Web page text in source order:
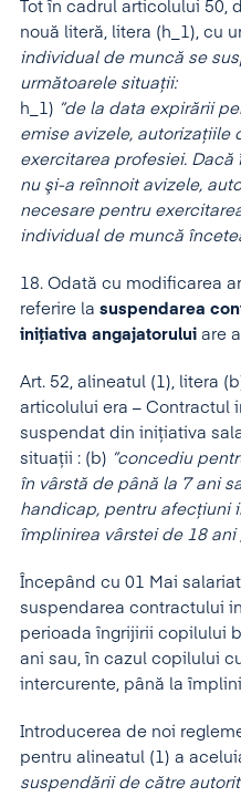
Tot în cadrul articolului 50,
nouă literă, litera (h_1), cu
individual de muncă se
următoarele situaţii:
h_1) ”de la data expirării
emise avizele, autorizaţiile
exercitarea profesiei.
nu şi-a reînnoit avizele,
necesare pentru
individual de muncă
18. Odată cu modificarea
referire la suspendarea
iniţiativa angajatorului are
Art. 52, alineatul (1), litera
articolului era – Contractul
suspendat din iniţiativa
situaţii : (b) ”concediu
în vârstă de până la 7 ani
handicap, pentru afecţiuni
împlinirea vârstei de 18 ani
Începând cu 01 Mai
suspendarea contractului
perioada îngrijirii copilului
ani sau, în cazul copilului
intercurente, până la
Introducerea de noi
pentru alineatul (1) a
suspendării de către